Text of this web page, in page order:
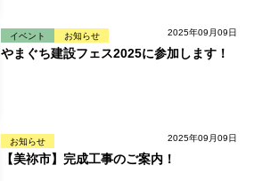
イベント お知らせ 2025年09月09日
やまぐち建設フェス2025に参加します！
お知らせ 2025年09月09日
【美祢市】完成工事のご案内！